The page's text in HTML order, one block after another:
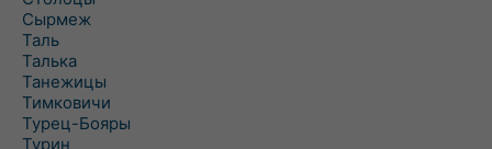
Сырмеж
Таль
Талька
Танежицы
Тимковичи
Турец-Бояры
Турин